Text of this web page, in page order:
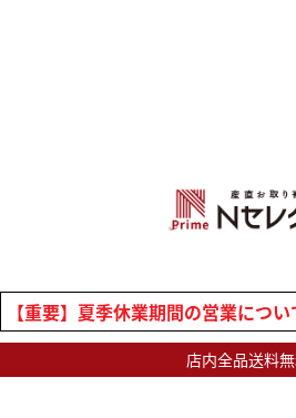
【重要】夏季休業期間の営業につ
店内全品送料